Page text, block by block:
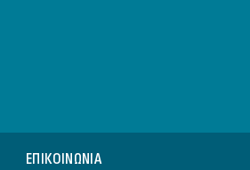
ΕΠΙΚΟΙΝΩΝΊΑ